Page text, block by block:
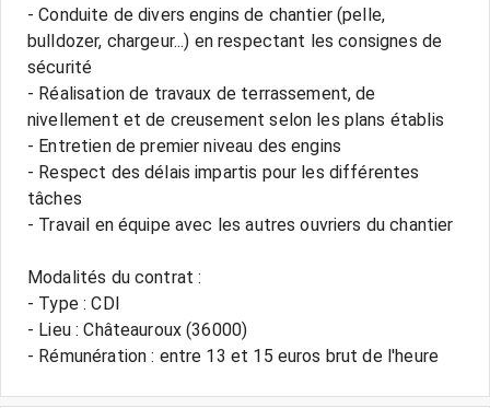
- Conduite de divers engins de chantier (pelle,
bulldozer, chargeur...) en respectant les consignes de
sécurité
- Réalisation de travaux de terrassement, de
nivellement et de creusement selon les plans établis
- Entretien de premier niveau des engins
- Respect des délais impartis pour les différentes
tâches
- Travail en équipe avec les autres ouvriers du chantier
Modalités du contrat :
- Type : CDI
- Lieu : Châteauroux (36000)
- Rémunération : entre 13 et 15 euros brut de l'heure